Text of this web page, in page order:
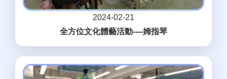
2024-02-21
全方位文化體藝活動----姆指琴